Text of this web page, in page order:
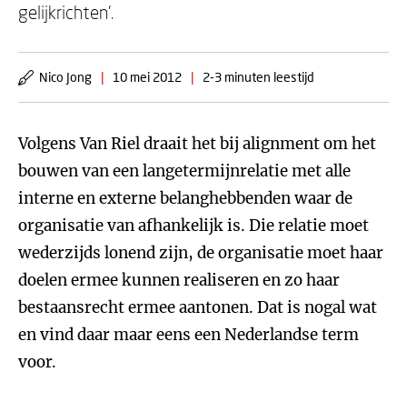
gelijkrichten'.
Nico Jong | 10 mei 2012 | 2-3 minuten leestijd
Volgens Van Riel draait het bij alignment om het
bouwen van een langetermijnrelatie met alle
interne en externe belanghebbenden waar de
organisatie van afhankelijk is. Die relatie moet
wederzijds lonend zijn, de organisatie moet haar
doelen ermee kunnen realiseren en zo haar
bestaansrecht ermee aantonen. Dat is nogal wat
en vind daar maar eens een Nederlandse term
voor.